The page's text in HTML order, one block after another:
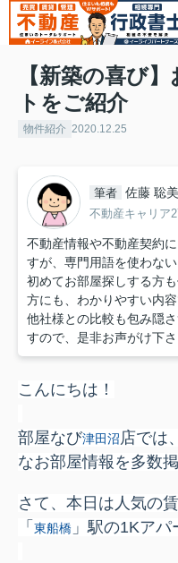
【新築の喜び
トをご紹介
物件紹介 2020.12.25
筆者 佐藤 聡美
不動産キャリア
不動産情報や不動産契約
すが、専門用語を使わな
初めてお部屋探しする方
方にも、わかりやすい内容
他社様との比較も包み隠
すので、是非お声がけ下さ
こんにちは！
部屋なび津田沼店では
なお部屋情報を多数掲
さて、本日は人気の
「 東船橋 」駅の1Kアパ